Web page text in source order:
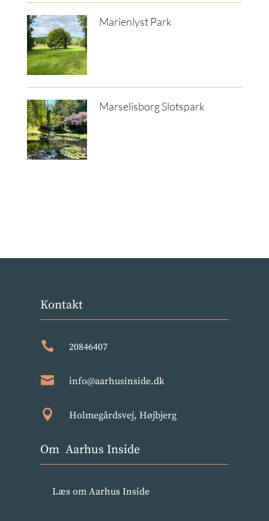
Marienlyst Park
Marselisborg Slotspark
Kontakt
 20846407
 info@aarhusinside.dk
 Holmegårdsvej, Højbjerg
Om Aarhus Inside
Læs om Aarhus Inside